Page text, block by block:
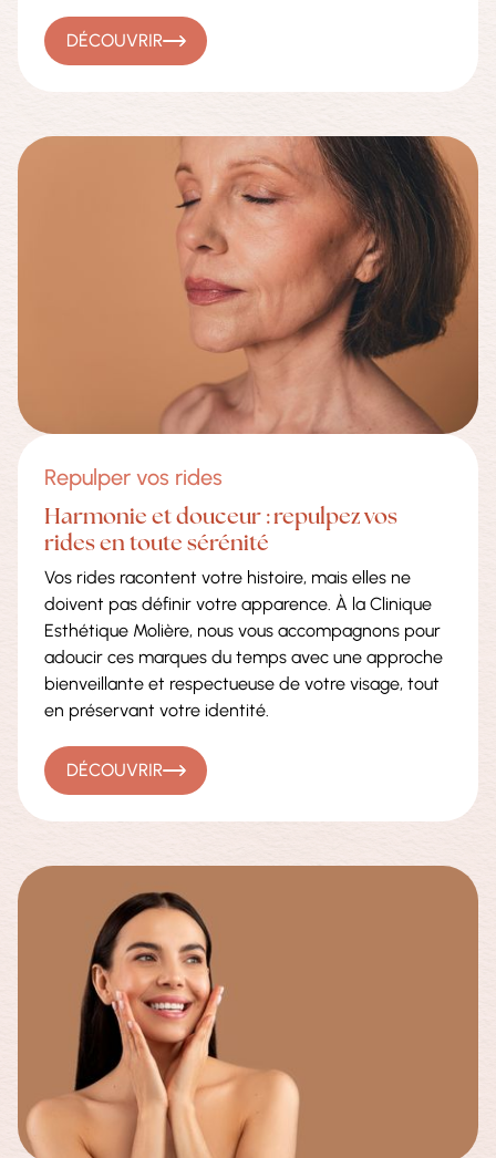
DÉCOUVRIR
Repulper vos rides
Harmonie et douceur : repulpez vos
rides en toute sérénité
Vos rides racontent votre histoire, mais elles ne
doivent pas définir votre apparence. À la Clinique
Esthétique Molière, nous vous accompagnons pour
adoucir ces marques du temps avec une approche
bienveillante et respectueuse de votre visage, tout
en préservant votre identité.
DÉCOUVRIR